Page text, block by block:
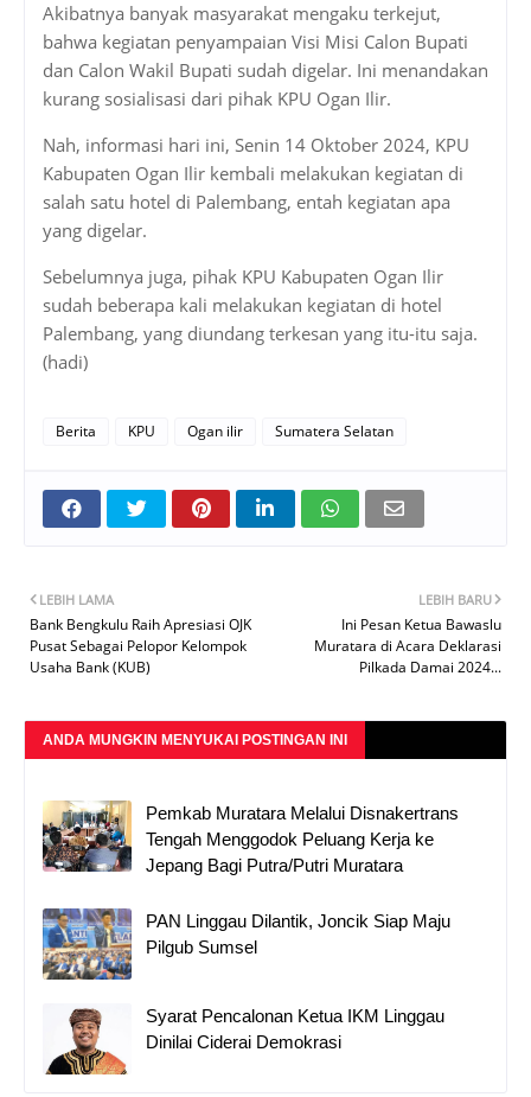
Akibatnya banyak masyarakat mengaku terkejut,
bahwa kegiatan penyampaian Visi Misi Calon Bupati
dan Calon Wakil Bupati sudah digelar. Ini menandakan
kurang sosialisasi dari pihak KPU Ogan Ilir.
Nah, informasi hari ini, Senin 14 Oktober 2024, KPU
Kabupaten Ogan Ilir kembali melakukan kegiatan di
salah satu hotel di Palembang, entah kegiatan apa
yang digelar.
Sebelumnya juga, pihak KPU Kabupaten Ogan Ilir
sudah beberapa kali melakukan kegiatan di hotel
Palembang, yang diundang terkesan yang itu-itu saja.
(hadi)
Berita KPU Ogan ilir Sumatera Selatan
LEBIH BARU
Ini Pesan Ketua Bawaslu
Muratara di Acara Deklarasi
Pilkada Damai 2024...
LEBIH LAMA
Bank Bengkulu Raih Apresiasi OJK
Pusat Sebagai Pelopor Kelompok
Usaha Bank (KUB)
ANDA MUNGKIN MENYUKAI POSTINGAN INI
Pemkab Muratara Melalui Disnakertrans
Tengah Menggodok Peluang Kerja ke
Jepang Bagi Putra/Putri Muratara
PAN Linggau Dilantik, Joncik Siap Maju
Pilgub Sumsel
Syarat Pencalonan Ketua IKM Linggau
Dinilai Ciderai Demokrasi